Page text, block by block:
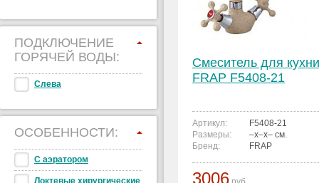
ПОДКЛЮЧЕНИЕ
ГОРЯЧЕЙ ВОДЫ:
Слева
ОСОБЕННОСТИ:
С аэратором
Локтевые хирургические
Смеситель для кухни
FRAP F5408-21
Артикул:
F5408-21
Размеры:
–x–x– см.
Бренд:
FRAP
3006